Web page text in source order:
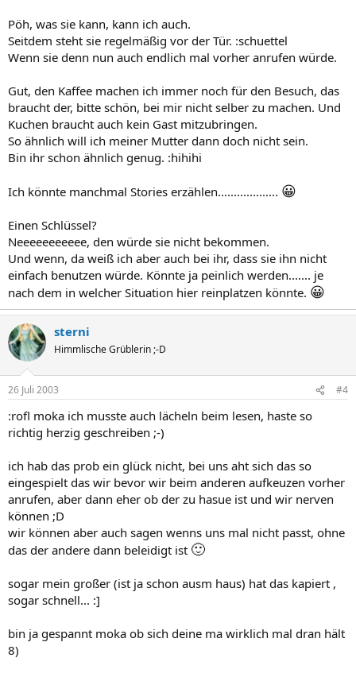
Pöh, was sie kann, kann ich auch.
Seitdem steht sie regelmäßig vor der Tür. :schuettel
Wenn sie denn nun auch endlich mal vorher anrufen würde.
Gut, den Kaffee machen ich immer noch für den Besuch, das
braucht der, bitte schön, bei mir nicht selber zu machen. Und
Kuchen braucht auch kein Gast mitzubringen.
So ähnlich will ich meiner Mutter dann doch nicht sein.
Bin ihr schon ähnlich genug. :hihihi
Ich könnte manchmal Stories erzählen................... 😀
Einen Schlüssel?
Neeeeeeeeeee, den würde sie nicht bekommen.
Und wenn, da weiß ich aber auch bei ihr, dass sie ihn nicht
einfach benutzen würde. Könnte ja peinlich werden....... je
nach dem in welcher Situation hier reinplatzen könnte. 😀
sterni
Himmlische Grüblerin ;-D
26 Juli 2003 #4
:rofl moka ich musste auch lächeln beim lesen, haste so
richtig herzig geschreiben ;-)
ich hab das prob ein glück nicht, bei uns aht sich das so
eingespielt das wir bevor wir beim anderen aufkeuzen vorher
anrufen, aber dann eher ob der zu hasue ist und wir nerven
können ;D
wir können aber auch sagen wenns uns mal nicht passt, ohne
das der andere dann beleidigt ist 🙂
sogar mein großer (ist ja schon ausm haus) hat das kapiert ,
sogar schnell... :]
bin ja gespannt moka ob sich deine ma wirklich mal dran hält
8)